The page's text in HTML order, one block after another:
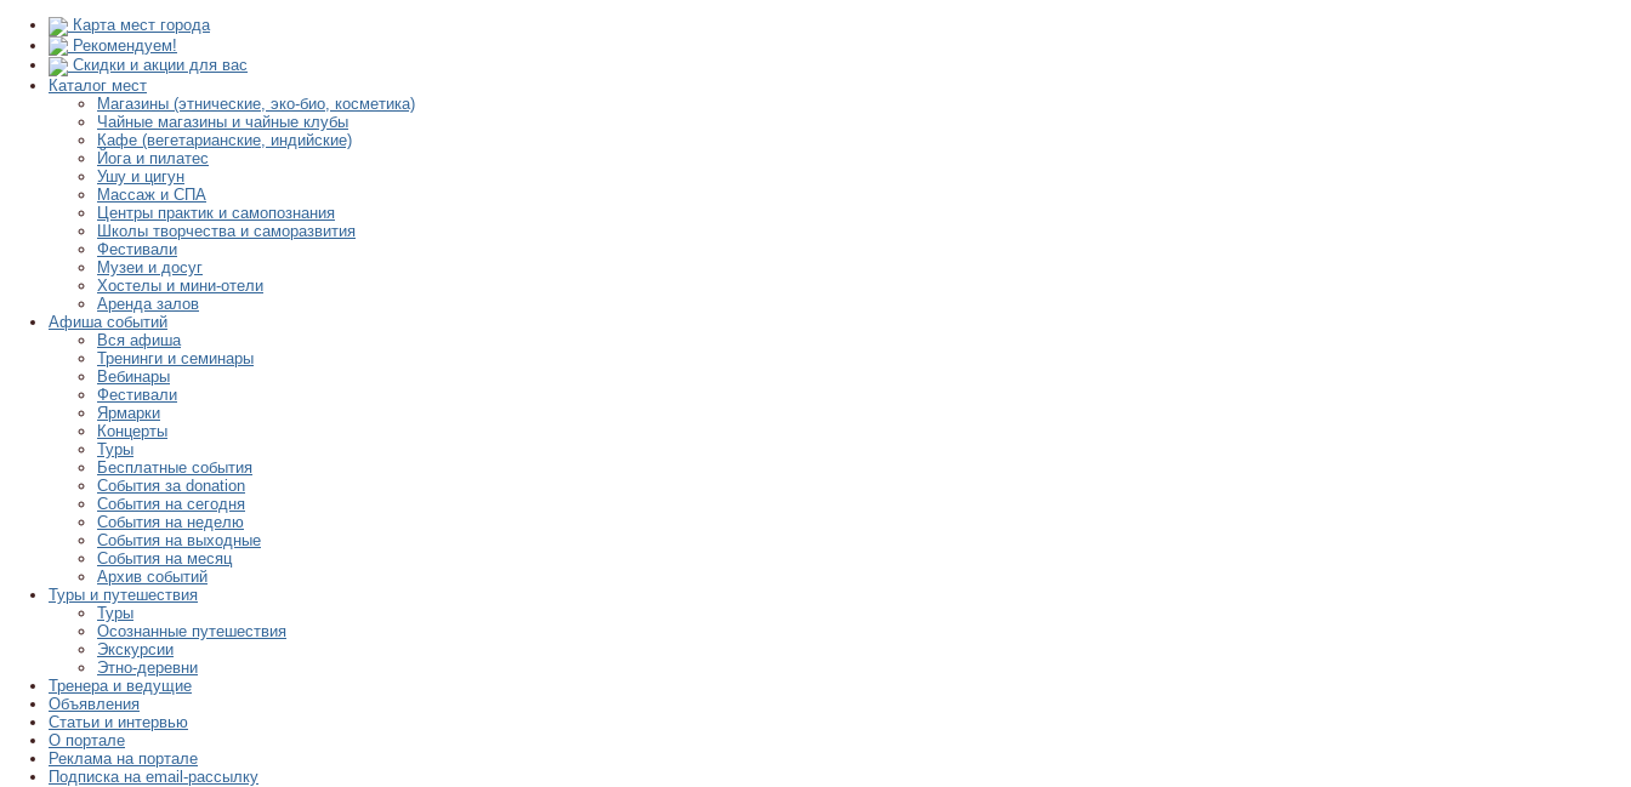
Карта мест города
Рекомендуем!
Скидки и акции для вас
Каталог мест
Магазины (этнические, эко-био, косметика)
Чайные магазины и чайные клубы
Кафе (вегетарианские, индийские)
Йога и пилатес
Ушу и цигун
Массаж и СПА
Центры практик и самопознания
Школы творчества и саморазвития
Фестивали
Музеи и досуг
Хостелы и мини-отели
Аренда залов
Афиша событий
Вся афиша
Тренинги и семинары
Вебинары
Фестивали
Ярмарки
Концерты
Туры
Бесплатные события
События за donation
События на сегодня
События на неделю
События на выходные
События на месяц
Архив событий
Туры и путешествия
Туры
Осознанные путешествия
Экскурсии
Этно-деревни
Тренера и ведущие
Объявления
Статьи и интервью
О портале
Реклама на портале
Подписка на email-рассылку